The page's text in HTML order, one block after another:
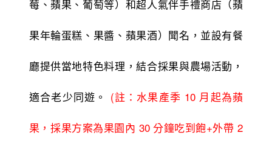
莓、蘋果、葡萄等）和超人氣伴手禮商店（蘋
果年輪蛋糕、果醬、蘋果酒）聞名，並設有餐
廳提供當地特色料理，結合採果與農場活動，
適合老少同遊。 (註：水果產季 10 月起為蘋
果，採果方案為果園內 30 分鐘吃到飽+外帶 2